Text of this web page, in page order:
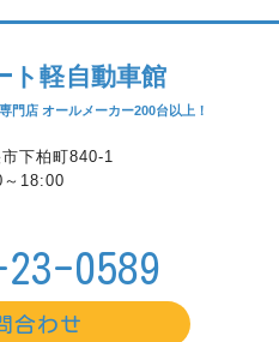
ト軽自動車館
門店 オールメーカー200台以上！
下柏町840-1
～18:00
0589
合わせ